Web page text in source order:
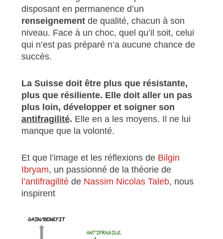
disposant en permanence d’un
renseignementde qualité, chacun à son
niveau. Face à un choc, quel qu’il soit, celui
qui n’est pas préparé n’a aucune chance de
succès.
La Suisse doit être plus que résistante,
plus que résiliente. Elle doit aller un pas
plus loin, développer et soigner son
antifragilité. Elle en a les moyens. Il ne lui
manque que la volonté.
Et que l’image et les réflexions de Bilgin
Ibryam, un passionné de la théorie de
l’antifragilitéde Nassim Nicolas Taleb, nous
inspirent